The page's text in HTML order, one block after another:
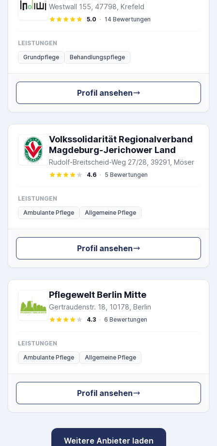
Westwall 155, 47798, Krefeld
5.0 · 14 Bewertungen
LEISTUNGEN
Grundpflege
Behandlungspflege
Profil ansehen
Volkssolidarität Regionalverband
Magdeburg-Jerichower Land
Rudolf-Breitscheid-Weg 27/28, 39291, Möser
4.6 · 5 Bewertungen
LEISTUNGEN
Ambulante Pflege
Allgemeine Pflege
Profil ansehen
Pflegewelt Berlin Mitte
Gertraudenstr. 18, 10178, Berlin
4.3 · 6 Bewertungen
LEISTUNGEN
Ambulante Pflege
Allgemeine Pflege
Profil ansehen
Weitere Anbieter laden